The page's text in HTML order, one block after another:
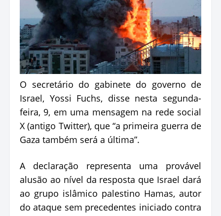
O secretário do gabinete do governo de
Israel, Yossi Fuchs, disse nesta segunda-
feira, 9, em uma mensagem na rede social
X (antigo Twitter), que “a primeira guerra de
Gaza também será a última”.
A declaração representa uma provável
alusão ao nível da resposta que Israel dará
ao grupo islâmico palestino Hamas, autor
do ataque sem precedentes iniciado contra